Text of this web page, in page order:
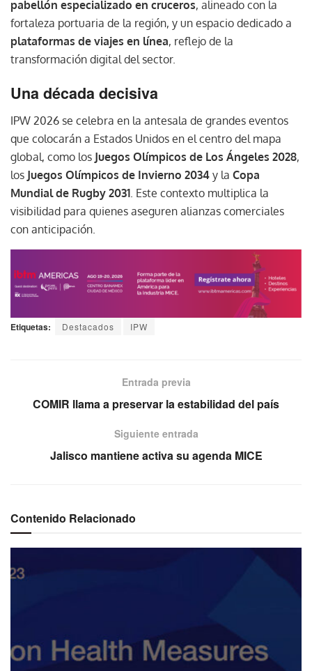
pabellón especializado en cruceros, alineado con la
fortaleza portuaria de la región, y un espacio dedicado a
plataformas de viajes en línea, reflejo de la
transformación digital del sector.
Una década decisiva
IPW 2026 se celebra en la antesala de grandes eventos
que colocarán a Estados Unidos en el centro del mapa
global, como los Juegos Olímpicos de Los Ángeles 2028,
los Juegos Olímpicos de Invierno 2034 y la Copa
Mundial de Rugby 2031 . Este contexto multiplica la
visibilidad para quienes aseguren alianzas comerciales
con anticipación.
Etiquetas: Destacados IPW
Entrada previa
COMIR llama a preservar la estabilidad del país
Siguiente entrada
Jalisco mantiene activa su agenda MICE
Contenido Relacionado